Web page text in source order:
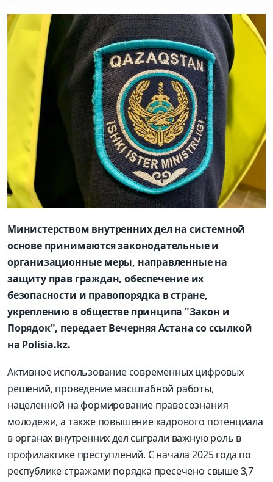
Министерством внутренних дел на системной
основе принимаются законодательные и
организационные меры, направленные на
защиту прав граждан, обеспечение их
безопасности и правопорядка в стране,
укреплению в обществе принципа "Закон и
Порядок", передает Вечерняя Астана со ссылкой
на Polisia.kz.
Активное использование современных цифровых
решений, проведение масштабной работы,
нацеленной на формирование правосознания
молодежи, а также повышение кадрового потенциала
в органах внутренних дел сыграли важную роль в
профилактике преступлений. С начала 2025 года по
республике стражами порядка пресечено свыше 3,7